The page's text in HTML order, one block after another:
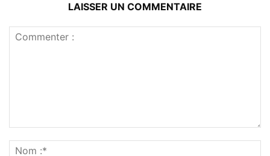
LAISSER UN COMMENTAIRE